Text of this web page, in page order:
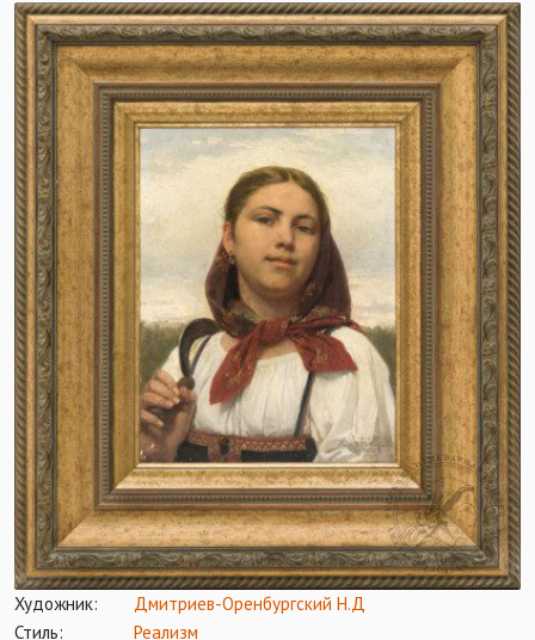
Художник:
Дмитриев-Оренбургский Н.Д
Стиль:
Реализм